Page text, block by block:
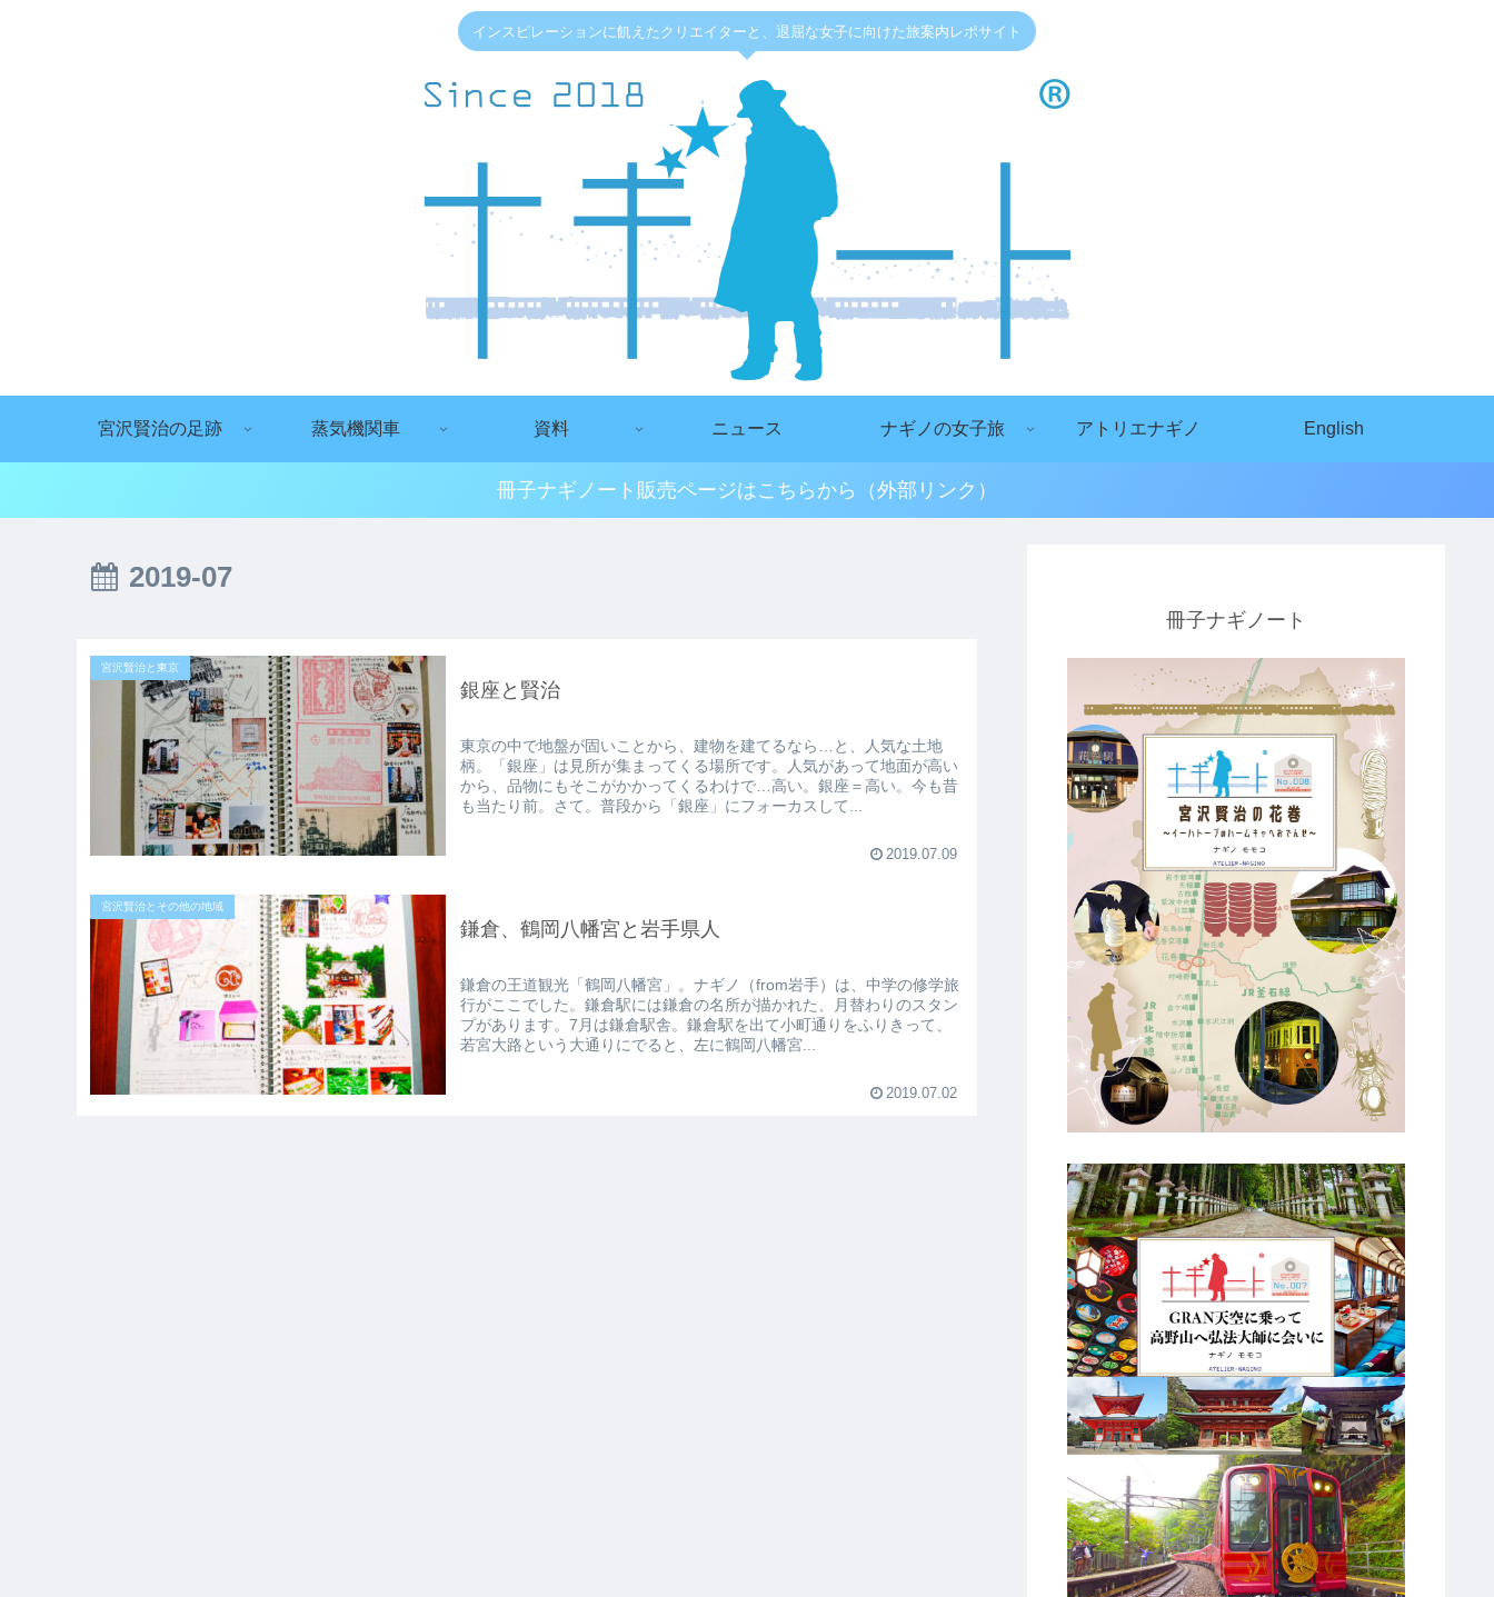
インスピレーションに飢えたクリエイターと、退屈な女子に向けた旅案内レポサイト
宮沢賢治の足跡 蒸気機関車 資料 ニュース ナギノの女子旅 アトリエナギノ English
冊子ナギノート販売ページはこちらから（外部リンク）
2019-07
宮沢賢治と東京
銀座と賢治
東京の中で地盤が固いことから、建物を建てるなら…と、人気な土地
柄。「銀座」は見所が集まってくる場所です。人気があって地面が高い
から、品物にもそこがかかってくるわけで…高い。銀座＝高い。今も昔
も当たり前。さて。普段から「銀座」にフォーカスして...
2019.07.09
宮沢賢治とその他の地域
鎌倉、鶴岡八幡宮と岩手県人
鎌倉の王道観光「鶴岡八幡宮」。ナギノ（from岩手）は、中学の修学旅
行がここでした。鎌倉駅には鎌倉の名所が描かれた、月替わりのスタン
プがあります。7月は鎌倉駅舎。鎌倉駅を出て小町通りをふりきって、
若宮大路という大通りにでると、左に鶴岡八幡宮...
2019.07.02
冊子ナギノート